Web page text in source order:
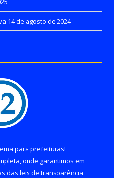
14 de agosto de 2024
para prefeituras!
onde garantimos em
das leis de transparência